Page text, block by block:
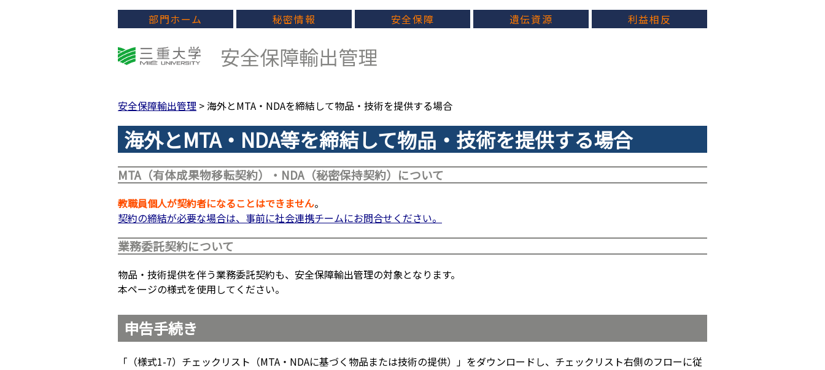
部門ホーム 秘密情報 安全保障 遺伝資源 利益相反
安全保障輸出管理
安全保障輸出管理 > 海外とMTA・NDAを締結して物品・技術を提供する場合
海外とMTA・NDA等を締結して物品・技術を提供する場合
MTA（有体成果物移転契約）・NDA（秘密保持契約）について
教職員個人が契約者になることはできません。
契約の締結が必要な場合は、事前に社会連携チームにお問合せください。
業務委託契約について
物品・技術提供を伴う業務委託契約も、安全保障輸出管理の対象となります。
本ページの様式を使用してください。
申告手続き
「（様式1-7）チェックリスト（MTA・NDAに基づく物品または技術の提供）」をダウンロードし、チェックリスト右側のフローに従